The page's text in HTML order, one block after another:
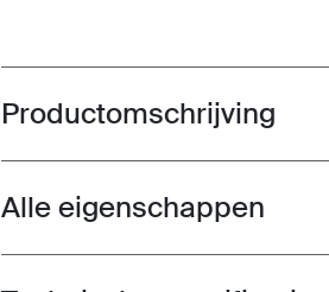
Toggle overview
Productomschrijving
Toggle features
Alle eigenschappen